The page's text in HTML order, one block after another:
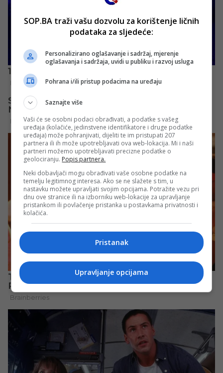
SOP.BA traži vašu dozvolu za korištenje ličnih
podataka za sljedeće:
Personalizirano oglašavanje i sadržaj, mjerenje
oglašavanja i sadržaja, uvidi u publiku i razvoj usluga
Pohrana i/ili pristup podacima na uređaju
Saznajte više
Vaši će se osobni podaci obrađivati, a podatke s vašeg
uređaja (kolačiće, jedinstvene identifikatore i druge podatke
uređaja) može pohranjivati, dijeliti te im pristupati 207
partnera ili ih može upotrebljavati ova web-lokacija. Mi i naši
partneri možemo upotrebljavati precizne podatke o
geolociranju. Popis partnera.
Neki dobavljači mogu obrađivati vaše osobne podatke na
temelju legitimnog interesa. Ako se ne slažete s tim, u
nastavku možete upravljati svojim opcijama. Potražite vezu pri
dnu ove stranice ili na izborniku web-lokacije za upravljanje
pristankom ili povlačenje pristanka u postavkama privatnosti i
kolačića.
Pristanak
Upravljanje opcijama